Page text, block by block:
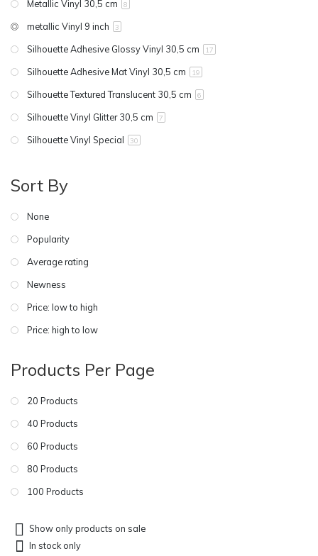
Metallic Vinyl 30,5 cm 8
metallic Vinyl 9 inch 3
Silhouette Adhesive Glossy Vinyl 30,5 cm 17
Silhouette Adhesive Mat Vinyl 30,5 cm 19
Silhouette Textured Translucent 30,5 cm 6
Silhouette Vinyl Glitter 30,5 cm 7
Silhouette Vinyl Special 30
Sort By
None
Popularity
Average rating
Newness
Price: low to high
Price: high to low
Products Per Page
20 Products
40 Products
60 Products
80 Products
100 Products
Show only products on sale
In stock only